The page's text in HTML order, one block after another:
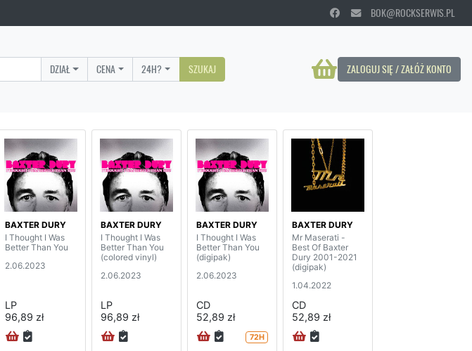
BOK@ROCKSERWIS.PL
ZALOGUJ SIĘ / ZAŁÓŻ KONTO
DZIAŁ CENA 24H? SZUKAJ
BAXTER DURY
I Thought I Was
Better Than You
2.06.2023
LP
96,89 zł
BAXTER DURY
I Thought I Was
Better Than You
(colored vinyl)
2.06.2023
LP
96,89 zł
BAXTER DURY
I Thought I Was
Better Than You
(digipak)
2.06.2023
CD
52,89 zł
72H
BAXTER DURY
Mr Maserati -
Best Of Baxter
Dury 2001-2021
(digipak)
1.04.2022
CD
52,89 zł